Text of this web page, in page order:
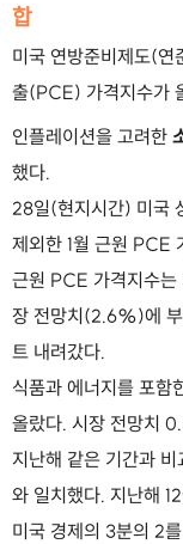
합
미국 연방준비제도(
출(PCE) 가격지수가
인플레이션을 고려한
했다.
28일(현지시간) 미국
제외한 1월 근원 PCE
근원 PCE 가격지수
장 전망치(2.6%)에
트 내려갔다.
식품과 에너지를 포
올랐다. 시장 전망치
지난해 같은 기간과
와 일치했다. 지난해
미국 경제의 3분의 2